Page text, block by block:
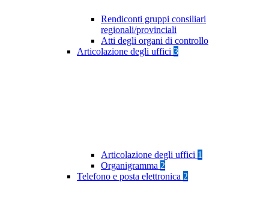
Rendiconti gruppi consiliari
regionali/provinciali
Atti degli organi di controllo
Articolazione degli uffici 3
Articolazione degli uffici 1
Organigramma 2
Telefono e posta elettronica 2